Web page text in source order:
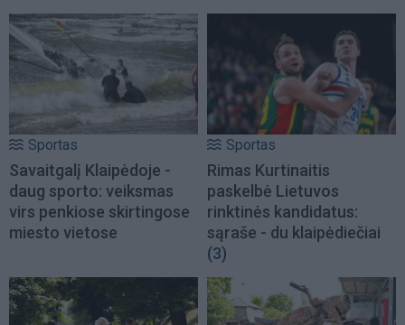
Sportas
Savaitgalį Klaipėdoje -
daug sporto: veiksmas
virs penkiose skirtingose
miesto vietose
Sportas
Rimas Kurtinaitis
paskelbė Lietuvos
rinktinės kandidatus:
sąraše - du klaipėdiečiai
(3)